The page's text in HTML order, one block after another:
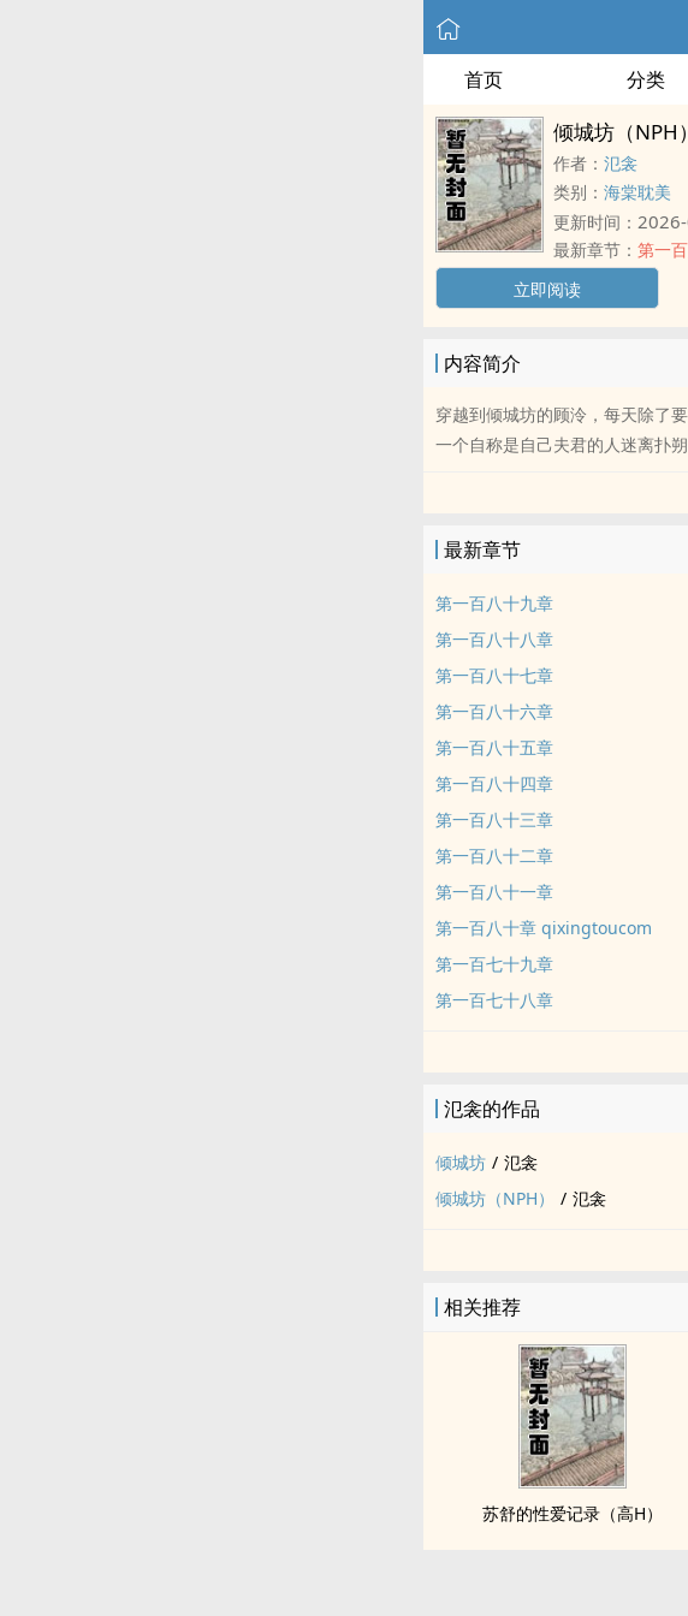
首页 分类
倾城坊（NPH）
作者： 氾衾
类别： 海棠耽美
更新时间：
最新章节： 第一
立即阅读
内容简介
穿越到倾城坊的顾泠，每天除了
一个自称是自己夫君的人迷离扑
最新章节
第一百八十九章
第一百八十八章
第一百八十七章
第一百八十六章
第一百八十五章
第一百八十四章
第一百八十三章
第一百八十二章
第一百八十一章
第一百八十章 qixingtoucom
第一百七十九章
第一百七十八章
氾衾的作品
倾城坊 / 氾衾
倾城坊（NPH）
/ 氾衾
相关推荐
苏舒的性爱记录（高H）